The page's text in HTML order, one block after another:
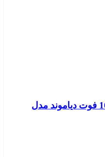
یخچال فریزر دوقلو امرسان 16 فوت دیاموند مدل